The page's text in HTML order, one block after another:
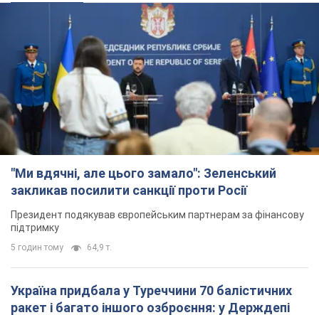
"Ми вдячні, але цього замало": Зеленський
закликав посилити санкції проти Росії
Президент подякував європейським партнерам за фінансову
підтримку
5 годин тому 64,9 т.
Україна придбала у Туреччини 70 балістичних
ракет і багато іншого озброєння: у Держдепі